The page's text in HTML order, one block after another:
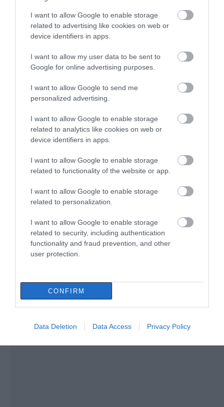
I want to allow Google to enable storage
related to advertising like cookies on web or
device identifiers in apps.
I want to allow my user data to be sent to
Google for online advertising purposes.
I want to allow Google to send me
personalized advertising.
I want to allow Google to enable storage
related to analytics like cookies on web or
device identifiers in apps.
I want to allow Google to enable storage
related to functionality of the website or app.
I want to allow Google to enable storage
related to personalization.
I want to allow Google to enable storage
related to security, including authentication
functionality and fraud prevention, and other
user protection.
CONFIRM
Data Deletion Data Access Privacy Policy
Χρόνια τώρα αυθεντικές γεύσεις!
06.08.2026 | 13:30
Σοκ στην Εύβοια: Κουκουλοφόρος
τρόμου για γυναίκα
06.08.2026 | 13:15
Χαλκίδα τώρα φωτιά σε εμπορικό
κατάστημα
Ο μικρός μουσικός που έγινε το
πανηγύρι της Εύβοιας
06.08.2026 | 12:45
Ελλάδα: Νέες επενδύσεις 1 δισ.
έως το 2028 για την Ενέργεια
06.08.2026 | 12:30
Πασίγνωστο
κοσμηματοπωλείο
Εύβοια
Απόψε πάμε όλοι στα
της Εύβοιας θα γίνει
σήμερα πανηγύρι
Αλιβεριώτικο
Αντάμωμα! Πότε και
πού θα γίνει